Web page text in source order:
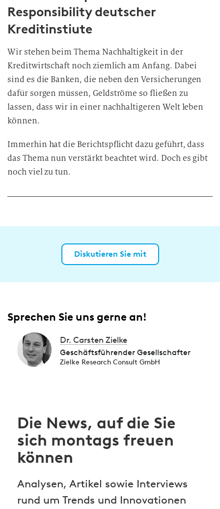
Responsibility deutscher
Kreditinstiute
Wir stehen beim Thema Nachhaltigkeit in der
Kreditwirtschaft noch ziemlich am Anfang. Dabei
sind es die Banken, die neben den Versicherungen
dafür sorgen müssen, Geldströme so fließen zu
lassen, dass wir in einer nachhaltigeren Welt leben
können.
Immerhin hat die Berichtspflicht dazu geführt, dass
das Thema nun verstärkt beachtet wird. Doch es gibt
noch viel zu tun.
Diskutieren Sie mit
Sprechen Sie uns gerne an!
Dr. Carsten Zielke
Geschäftsführender Gesellschafter
Zielke Research Consult GmbH
Die News, auf die Sie
sich montags freuen
können
Analysen, Artikel sowie Interviews
rund um Trends und Innovationen